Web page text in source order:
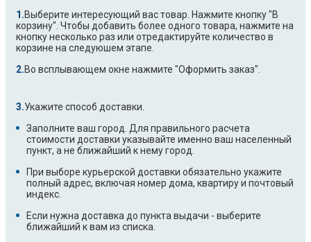
Выберите интересующий вас товар. Нажмите кнопку "В
корзину". Чтобы добавить более одного товара, нажмите на
кнопку несколько раз или отредактируйте количество в
корзине на следуюшем этапе.
Во всплывающем окне нажмите "Оформить заказ".
Укажите способ доставки.
Заполните ваш город. Для правильного расчета
стоимости доставки указывайте именно ваш населенный
пункт, а не ближайший к нему город.
При выборе курьерской доставки обязательно укажите
полный адрес, включая номер дома, квартиру и почтовый
индекс.
Если нужна доставка до пункта выдачи - выберите
ближайший к вам из списка.